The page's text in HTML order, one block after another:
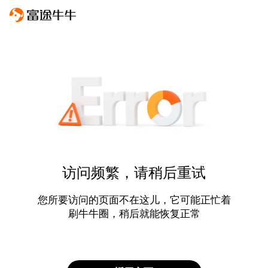
访问频繁，请稍后重试
您所要访问的页面不在这儿，它可能正忙着
刷牛牛圈，稍后就能恢复正常